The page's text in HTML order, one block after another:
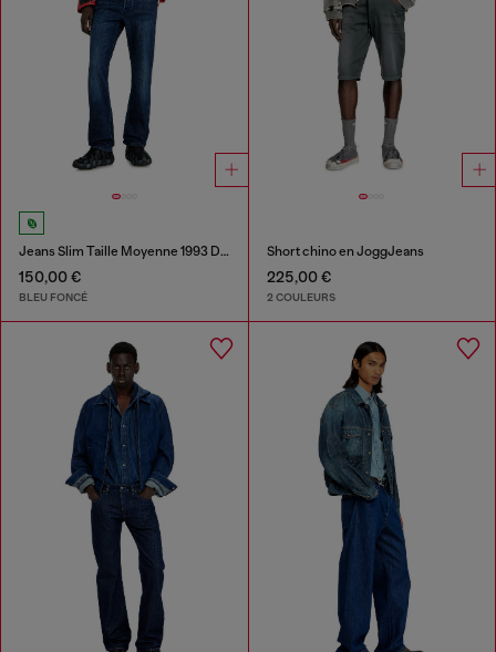
Jeans Slim Taille Moyenne 1993 D-Vyl
150,00 €
BLEU FONCÉ
Short chino en JoggJeans
225,00 €
2 COULEURS